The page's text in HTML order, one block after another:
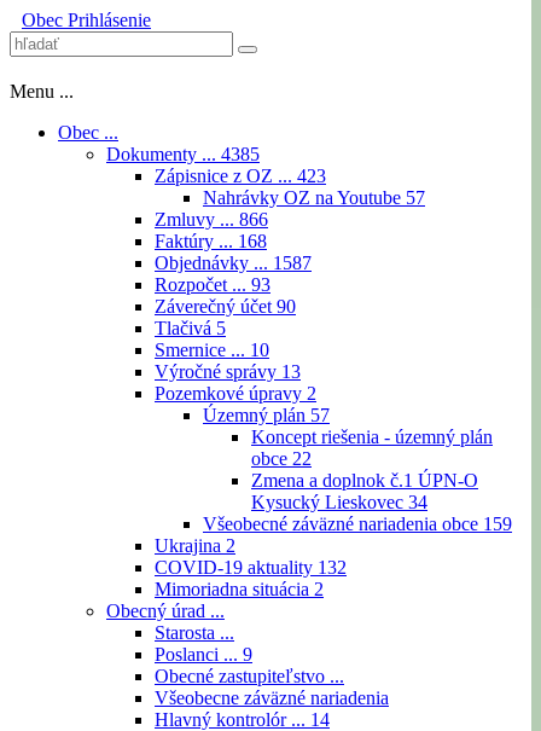
Obec Prihlásenie
Menu ...
Obec ...
Dokumenty ... 4385
Zápisnice z OZ ... 423
Nahrávky OZ na Youtube 57
Zmluvy ... 866
Faktúry ... 168
Objednávky ... 1587
Rozpočet ... 93
Záverečný účet 90
Tlačivá 5
Smernice ... 10
Výročné správy 13
Pozemkové úpravy 2
Územný plán 57
Koncept riešenia - územný plán
obce 22
Zmena a doplnok č.1 ÚPN-O
Kysucký Lieskovec 34
Všeobecné záväzné nariadenia obce 159
Ukrajina 2
COVID-19 aktuality 132
Mimoriadna situácia 2
Obecný úrad ...
Starosta ...
Poslanci ... 9
Obecné zastupiteľstvo ...
Všeobecne záväzné nariadenia
Hlavný kontrolór ... 14